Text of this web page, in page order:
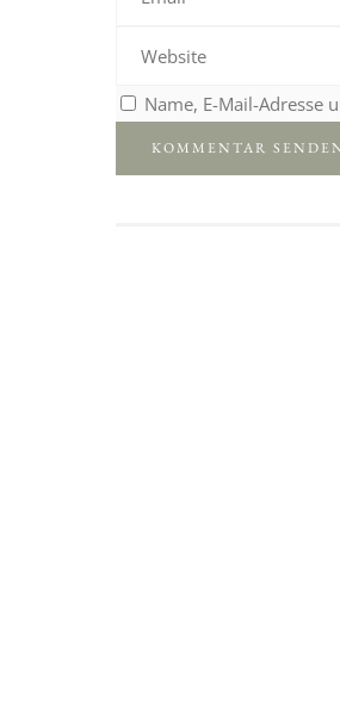
Name, E-Mail-Adresse